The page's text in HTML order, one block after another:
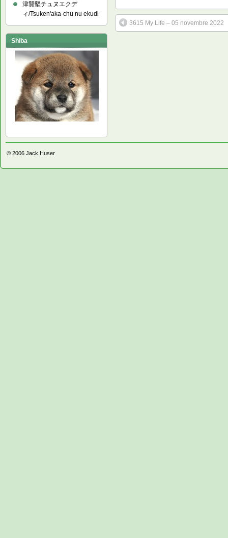
3615 My Life – 05 novembre 2022
津賢堅チュヌエクデ
ィ/Tsuken'aka-chu nu ekudi
Shiba
© 2006 Jack Huser